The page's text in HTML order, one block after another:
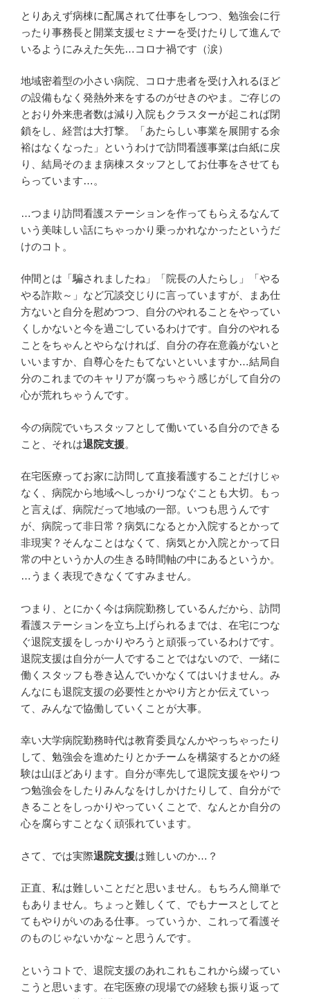
とりあえず病棟に配属されて仕事をしつつ、勉強会に行
ったり事務長と開業支援セミナーを受けたりして進んで
いるようにみえた矢先…コロナ禍です（涙）
地域密着型の小さい病院、コロナ患者を受け入れるほど
の設備もなく発熱外来をするのがせきのやま。ご存じの
とおり外来患者数は減り入院もクラスターが起これば閉
鎖をし、経営は大打撃。「あたらしい事業を展開する余
裕はなくなった」というわけで訪問看護事業は白紙に戻
り、結局そのまま病棟スタッフとしてお仕事をさせても
らっています…。
…つまり訪問看護ステーションを作ってもらえるなんて
いう美味しい話にちゃっかり乗っかれなかったというだ
けのコト。
仲間とは「騙されましたね」「院長の人たらし」「やる
やる詐欺～」など冗談交じりに言っていますが、まあ仕
方ないと自分を慰めつつ、自分のやれることをやってい
くしかないと今を過ごしているわけです。自分のやれる
ことをちゃんとやらなければ、自分の存在意義がないと
いいますか、自尊心をたもてないといいますか…結局自
分のこれまでのキャリアが腐っちゃう感じがして自分の
心が荒れちゃうんです。
今の病院でいちスタッフとして働いている自分のできる
こと、それは退院支援。
在宅医療ってお家に訪問して直接看護することだけじゃ
なく、病院から地域へしっかりつなぐことも大切。もっ
と言えば、病院だって地域の一部。いつも思うんです
が、病院って非日常？病気になるとか入院するとかって
非現実？そんなことはなくて、病気とか入院とかって日
常の中というか人の生きる時間軸の中にあるというか。
…うまく表現できなくてすみません。
つまり、とにかく今は病院勤務しているんだから、訪問
看護ステーションを立ち上げられるまでは、在宅につな
ぐ退院支援をしっかりやろうと頑張っているわけです。
退院支援は自分が一人ですることではないので、一緒に
働くスタッフも巻き込んでいかなくてはいけません。み
んなにも退院支援の必要性とかやり方とか伝えていっ
て、みんなで協働していくことが大事。
幸い大学病院勤務時代は教育委員なんかやっちゃったり
して、勉強会を進めたりとかチームを構築するとかの経
験は山ほどあります。自分が率先して退院支援をやりつ
つ勉強会をしたりみんなをけしかけたりして、自分がで
きることをしっかりやっていくことで、なんとか自分の
心を腐らすことなく頑張れています。
さて、では実際退院支援は難しいのか…？
正直、私は難しいことだと思いません。もちろん簡単で
もありません。ちょっと難しくて、でもナースとしてと
てもやりがいのある仕事。っていうか、これって看護そ
のものじゃないかな～と思うんです。
というコトで、退院支援のあれこれもこれから綴ってい
こうと思います。在宅医療の現場での経験も振り返って